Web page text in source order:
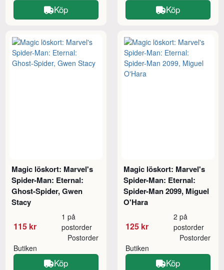
Köp Köp
Magic löskort: Marvel's
Spider-Man: Eternal:
Ghost-Spider, Gwen
Stacy
115 kr
1 på
postorder
Butiken
Postorder
Köp
Magic löskort: Marvel's
Spider-Man: Eternal:
Spider-Man 2099, Miguel
O'Hara
125 kr
2 på
postorder
Butiken
Postorder
Köp